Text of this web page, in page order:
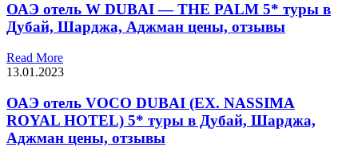
ОАЭ отель W DUBAI — THE PALM 5* туры в
Дубай, Шарджа, Аджман цены, отзывы
Read More
13.01.2023
ОАЭ отель VOCO DUBAI (EX. NASSIMA
ROYAL HOTEL) 5* туры в Дубай, Шарджа,
Аджман цены, отзывы